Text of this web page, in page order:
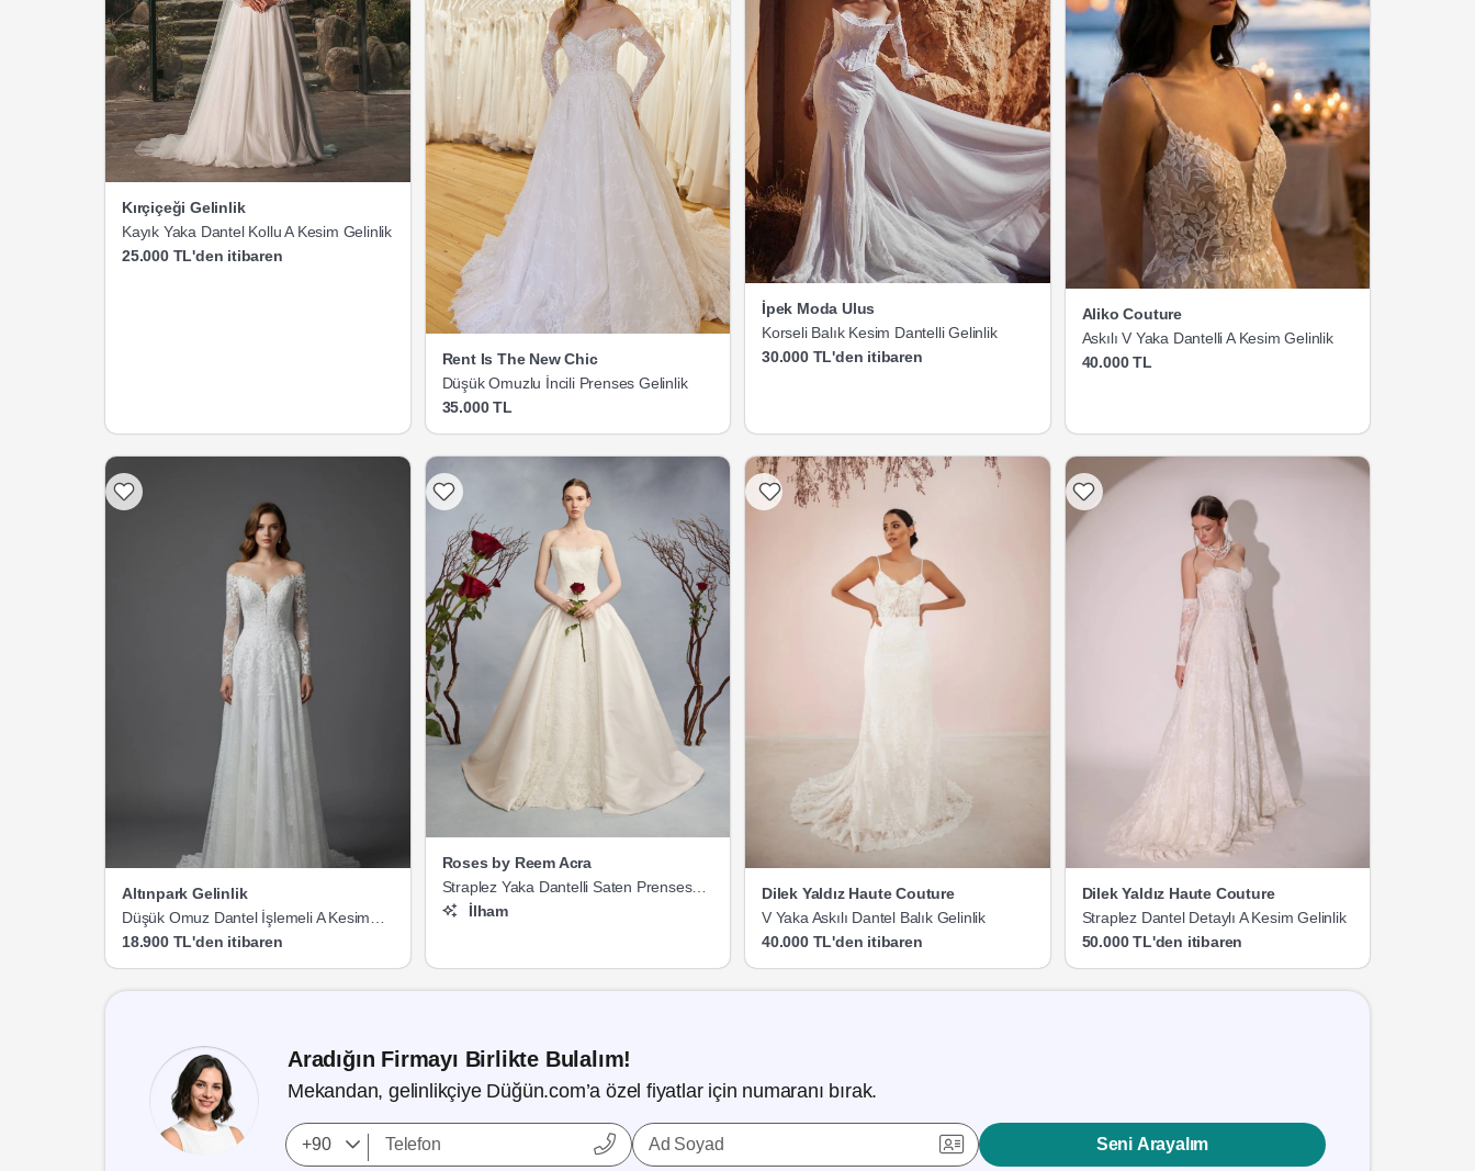
Kırçiçeği Gelinlik
Kayık Yaka Dantel Kollu A Kesim Gelinlik
25.000 TL'den itibaren
Rent Is The New Chic
Düşük Omuzlu İncili Prenses Gelinlik
35.000 TL
İpek Moda Ulus
Korseli Balık Kesim Dantelli Gelinlik
30.000 TL'den itibaren
Aliko Couture
Askılı V Yaka Dantelli A Kesim Gelinlik
40.000 TL
Altınpark Gelinlik
Düşük Omuz Dantel İşlemeli A Kesim
Gelinlik
18.900 TL'den itibaren
Roses by Reem Acra
Straplez Yaka Dantelli Saten Prenses
Gelinlikİlham
Listeme Ekle
Dilek Yaldız Haute Couture
V Yaka Askılı Dantel Balık Gelinlik
40.000 TL'den itibaren
Dilek Yaldız Haute Couture
Straplez Dantel Detaylı A Kesim Gelinlik
50.000 TL'den itibaren
Aradığın Firmayı Birlikte Bulalım!
Mekandan, gelinlikçiye Düğün.com’a özel fiyatlar için numaranı bırak.
Ad Soyad Seni Arayalım